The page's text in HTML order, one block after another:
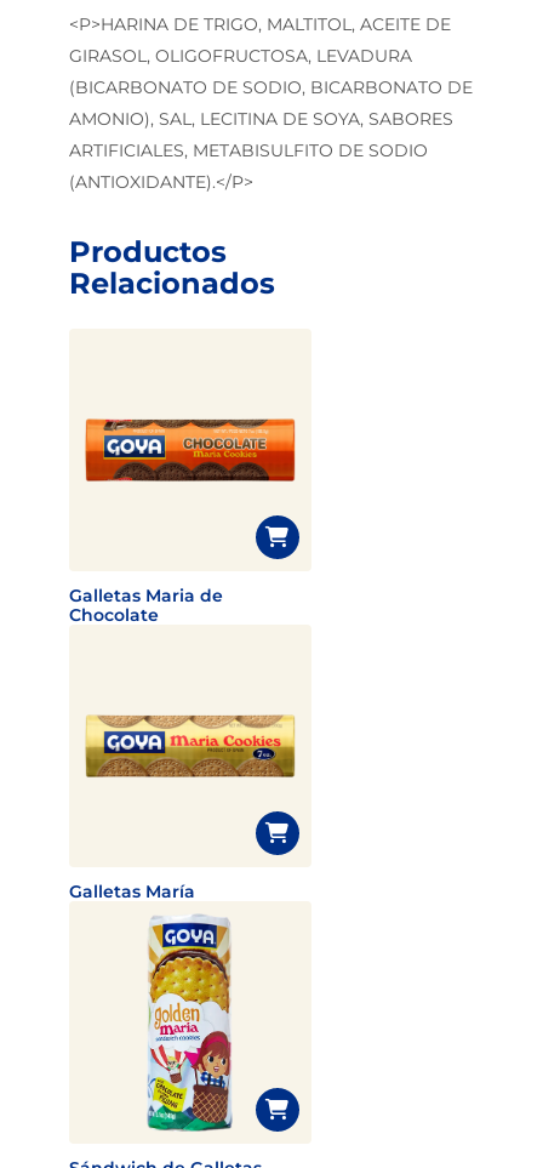
<P>HARINA DE TRIGO, MALTITOL, ACEITE DE
GIRASOL, OLIGOFRUCTOSA, LEVADURA
(BICARBONATO DE SODIO, BICARBONATO DE
AMONIO), SAL, LECITINA DE SOYA, SABORES
ARTIFICIALES, METABISULFITO DE SODIO
(ANTIOXIDANTE).</P>
Productos
Relacionados
Galletas Maria de
Chocolate
Galletas María